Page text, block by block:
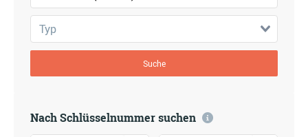
Typ
Suche
Nach Schlüsselnummer suchen